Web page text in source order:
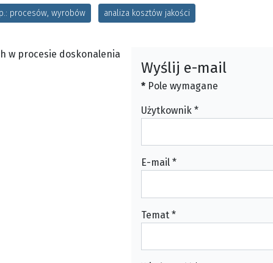
procesów, wyrobów analiza kosztów jakości
w procesie doskonalenia
Wyślij e-mail
* Pole wymagane
Użytkownik *
E-mail *
Temat *